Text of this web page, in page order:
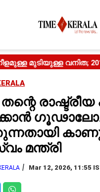
തന്റെ
മന്ത്രി
Mar 12, 2026, 11:55